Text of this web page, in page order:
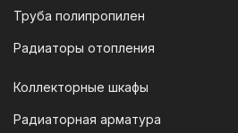
opt@mail.ru
Гарантия и условия
Труба полипропилен
Радиаторы отопления
Коллекторные шкафы
Радиаторная арматура